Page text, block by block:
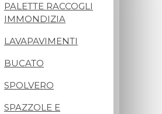
PALETTE RACCOGLI
IMMONDIZIA
LAVAPAVIMENTI
BUCATO
SPOLVERO
SPAZZOLE E